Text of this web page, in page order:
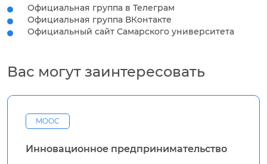
Официальная группа в Телеграм
Официальная группа ВКонтакте
Официальный сайт Самарского университета
Вас могут заинтересовать
MOOC
Инновационное предпринимательство